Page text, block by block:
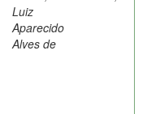
Luiz
Aparecido
Alves de